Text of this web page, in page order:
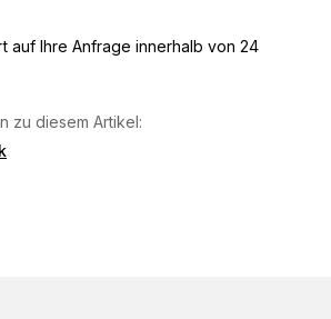
auf Ihre Anfrage innerhalb von 24
zu diesem Artikel: